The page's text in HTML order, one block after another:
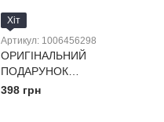
Хіт
Артикул: 1006456298
ОРИГІНАЛЬНИЙ
ПОДАРУНОК
АВТОМОБІЛІСТУ - БРЕЛОК
398 грн